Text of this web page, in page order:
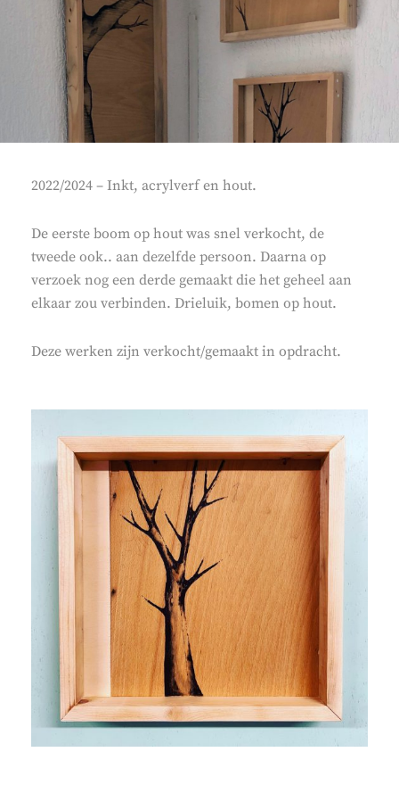
2022/2024 – Inkt, acrylverf en hout.
De eerste boom op hout was snel verkocht, de
tweede ook.. aan dezelfde persoon. Daarna op
verzoek nog een derde gemaakt die het geheel aan
elkaar zou verbinden. Drieluik, bomen op hout.
Deze werken zijn verkocht/gemaakt in opdracht.